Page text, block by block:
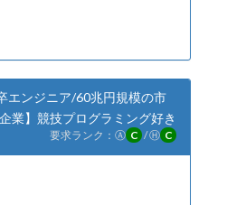
エンジニア/60兆円規模の市
業】競技プログラミング好き
要求ランク： Ⓐ C /Ⓗ C